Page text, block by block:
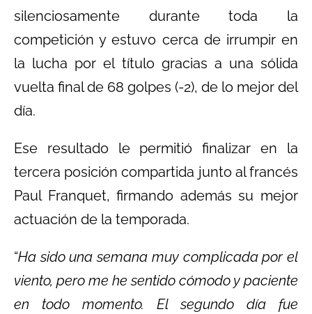
silenciosamente durante toda la
competición y estuvo cerca de irrumpir en
la lucha por el título gracias a una sólida
vuelta final de 68 golpes (-2), de lo mejor del
día.
Ese resultado le permitió finalizar en la
tercera posición compartida junto al francés
Paul Franquet, firmando además su mejor
actuación de la temporada.
“Ha sido una semana muy complicada por el
viento, pero me he sentido cómodo y paciente
en todo momento. El segundo día fue